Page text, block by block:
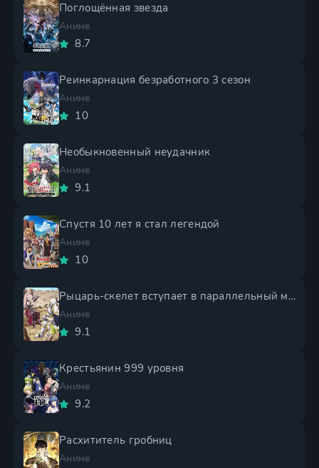
Поглощённая звезда
Аниме
8.7
Реинкарнация безработного 3 сезон
Аниме
10
Необыкновенный неудачник
Аниме
9.1
Спустя 10 лет я стал легендой
Аниме
10
Рыцарь-скелет вступает в параллельный мир 2 сезон
Аниме
9.1
Крестьянин 999 уровня
Аниме
9.2
Расхититель гробниц
Аниме